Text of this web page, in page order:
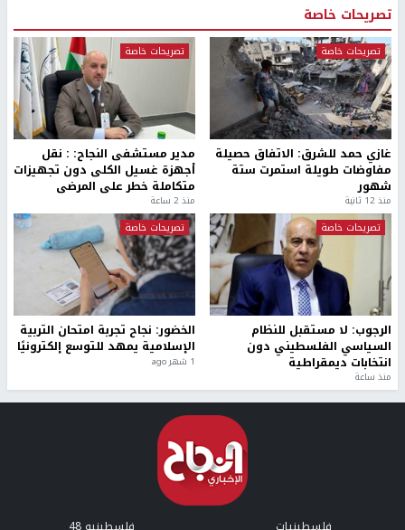
تصريحات خاصة
تصريحات خاصة
غازي حمد للشرق: الاتفاق حصيلة
مفاوضات طويلة استمرت ستة
شهور
منذ 12 ثانية
تصريحات خاصة
مدير مستشفى النجاح: : نقل
أجهزة غسيل الكلى دون تجهيزات
متكاملة خطر على المرضى
منذ 2 ساعة
تصريحات خاصة
الرجوب: لا مستقبل للنظام
السياسي الفلسطيني دون
انتخابات ديمقراطية
منذ ساعة
تصريحات خاصة
الخضور: نجاح تجربة امتحان التربية
الإسلامية يمهد للتوسع إلكترونيًا
1 شهر ago